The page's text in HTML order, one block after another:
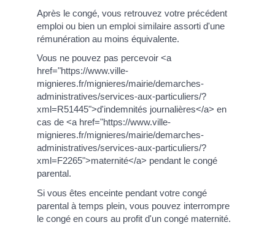
Après le congé, vous retrouvez votre précédent
emploi ou bien un emploi similaire assorti d'une
rémunération au moins équivalente.
Vous ne pouvez pas percevoir <a
href="https://www.ville-
mignieres.fr/mignieres/mairie/demarches-
administratives/services-aux-particuliers/?
xml=R51445">d'indemnités journalières</a> en
cas de <a href="https://www.ville-
mignieres.fr/mignieres/mairie/demarches-
administratives/services-aux-particuliers/?
xml=F2265">maternité</a> pendant le congé
parental.
Si vous êtes enceinte pendant votre congé
parental à temps plein, vous pouvez interrompre
le congé en cours au profit d'un congé maternité.